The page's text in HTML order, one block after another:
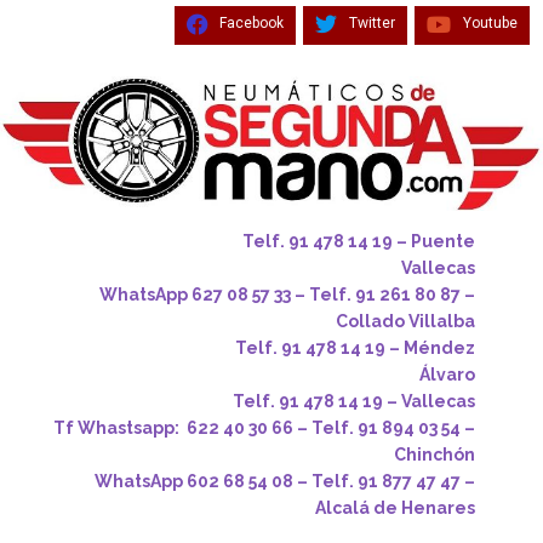
Facebook Twitter Youtube
Telf. 91 478 14 19 – Puente
Vallecas
WhatsApp 627 08 57 33 – Telf. 91 261 80 87 –
Collado Villalba
Telf. 91 478 14 19 – Méndez
Álvaro
Telf. 91 478 14 19 – Vallecas
Tf Whastsapp: 622 40 30 66 – Telf. 91 894 03 54 –
Chinchón
WhatsApp 602 68 54 08 – Telf. 91 877 47 47 –
Alcalá de Henares